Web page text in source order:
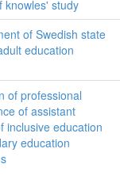
knowles' study
of Swedish state
education
of professional
of assistant
inclusive education
education